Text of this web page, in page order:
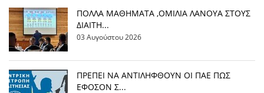
ΠΟΛΛΑ ΜΑΘΗΜΑΤΑ ,ΟΜΙΛΙΑ ΛΑΝΟΥΑ ΣΤΟΥΣ
ΔΙΑΙΤΗ...
03 Αυγούστου 2026
ΠΡΕΠΕΙ ΝΑ ΑΝΤΙΛΗΦΘΟΥΝ ΟΙ ΠΑΕ ΠΩΣ
ΕΦΟΣΟΝ Σ...